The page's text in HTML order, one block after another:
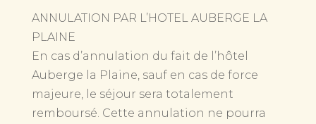
ANNULATION PAR L’HOTEL AUBERGE LA
PLAINE
En cas d’annulation du fait de l’hôtel
Auberge la Plaine, sauf en cas de force
majeure, le séjour sera totalement
remboursé. Cette annulation ne pourra